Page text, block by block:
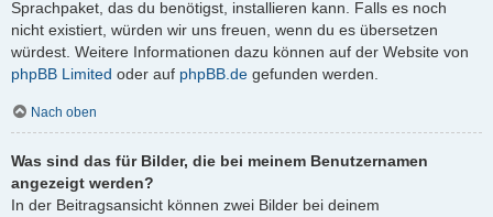
Sprachpaket, das du benötigst, installieren kann. Falls es noch
nicht existiert, würden wir uns freuen, wenn du es übersetzen
würdest. Weitere Informationen dazu können auf der Website von
phpBB Limited oder auf phpBB.de gefunden werden.
Nach oben
Was sind das für Bilder, die bei meinem Benutzernamen
angezeigt werden?
In der Beitragsansicht können zwei Bilder bei deinem